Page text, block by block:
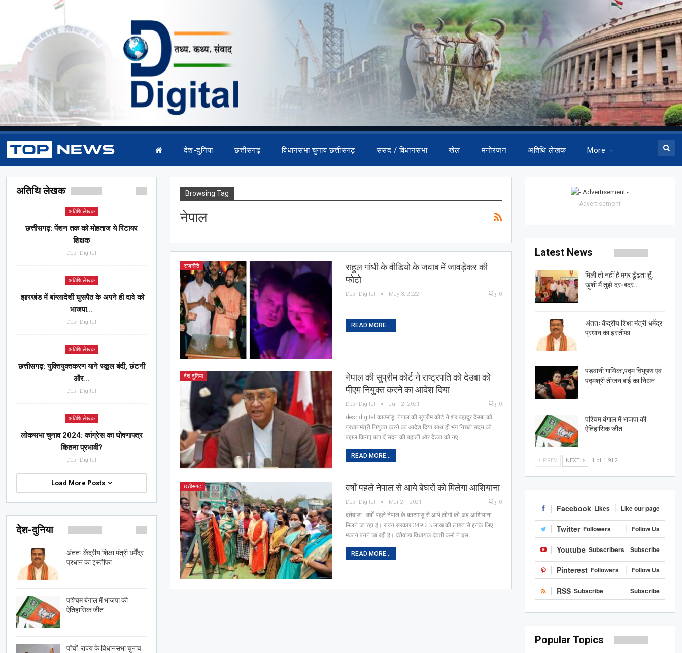
देश-दुनिया छत्तीसगढ़ विधानसभा चुनाव छत्तीसगढ़ संसद / विधानसभा खेल मनोरंजन अतिथि लेखक More
Browsing Tag
नेपाल
राजनीति
राहुल गांधी के वीडियो के जवाब में जावड़ेकर की
फोटो
DeshDigital May 3, 2022 0
READ MORE...
देश-दुनिया
नेपाल की सुप्रीम कोर्ट ने राष्ट्रपति को देउबा को
पीएम नियुक्त करने का आदेश दिया
DeshDigital Jul 12, 2021 0
deshdigital काठमांडू| नेपाल की सुप्रीम कोर्ट ने शेर बहादुर देउबा को
प्रधानमंत्री नियुक्त करने का आदेश दिया साथ ही भंग निचले सदन को
बहाल किया| बता दें सदन की बहाली और देउबा को नए…
READ MORE...
छत्तीसगढ़ वर्षों पहले नेपाल से आये बेघरों को मिलेगा आशियाना
DeshDigital Mar 21, 2021 0
दंतेवाड़ा | वर्षों पहले नेपाल के काठमांडू से आये लोगों को अब आशियाना
मिलने जा रहा है। राज्य सरकार 349.23 लाख की लागत से इनके लिए
मकान बनने जा रही है। दंतेवाडा विधायक देवती कर्मा ने इस…
READ MORE...
- Advertisement -
Latest News
मिली तो नहीं है मगर ढूँढता हूँ,
ख़ुशी मैं तुझे दर-बदर…
अंततः केंद्रीय शिक्षा मंत्री धर्मेंद्र
प्रधान का इस्तीफा
पंडवानी गायिका,पद्म विभूषण एवं
पद्मश्री तीजन बाई का निधन
पश्चिम बंगाल में भाजपा की
ऐतिहासिक जीत
PREV NEXT 1 of 1,912
Facebook Likes Like our page
Twitter Followers Follow Us
Youtube Subscribers Subscribe
Pinterest Followers Follow Us
RSS Subscribe Subscribe
Popular Topics
अतिथि लेखक
अतिथि लेखक
छत्तीसगढ़: पेंशन तक को मोहताज ये रिटायर
शिक्षक
DeshDigital
अतिथि लेखक
झारखंड में बांग्लादेशी घुसपैठ के अपने ही दावे को
भाजपा…
DeshDigital
अतिथि लेखक
छत्तीसगढ़: युक्तियुक्तकरण याने स्कूल बंदी, छंटनी
और…
DeshDigital
अतिथि लेखक
लोकसभा चुनाव 2024: कांग्रेस का घोषणापत्र
कितना प्रभावी?
DeshDigital
Load More Posts
देश-दुनिया
अंततः केंद्रीय शिक्षा मंत्री धर्मेंद्र
प्रधान का इस्तीफा
पश्चिम बंगाल में भाजपा की
ऐतिहासिक जीत
पाँचों राज्य के विधानसभा चुनाव